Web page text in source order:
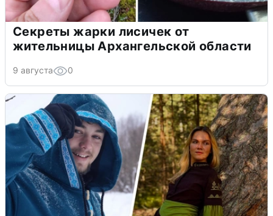
Секреты жарки лисичек от
жительницы Архангельской области
9 августа 0